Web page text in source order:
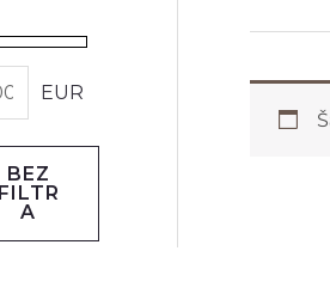
EUR
BEZ
FILTR
A